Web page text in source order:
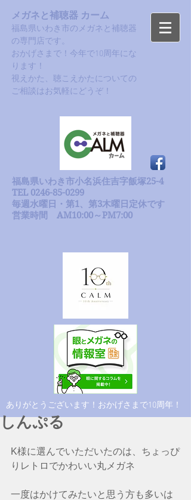
メガネと補聴器 カーム
福島県いわき市のメガネと補聴器
の専門店です。
おかげさまで！今年で10周年にな
ります！​
​視えかた、聴こえかたについての
ご相談はお気軽にどうぞ！
福島県いわき市小名浜住吉字飯塚25-4
TEL 0246-85-0299
毎週水曜日・第1、第3木曜日定休です
​営業時間 AM10:00～PM7:00
​ありがとうございます！おかげさまで10周年！
しんぷる
K様に選んでいただいたのは、ちょっぴ
りレトロでかわいい丸メガネ
一度はかけてみたいと思う方も多いは